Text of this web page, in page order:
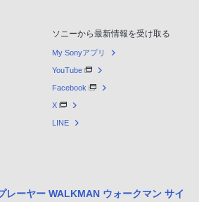
ソニーから最新情報を受け取る
My Sonyアプリ
YouTube
Facebook
X
LINE
レーヤー WALKMAN ウォークマン サイ